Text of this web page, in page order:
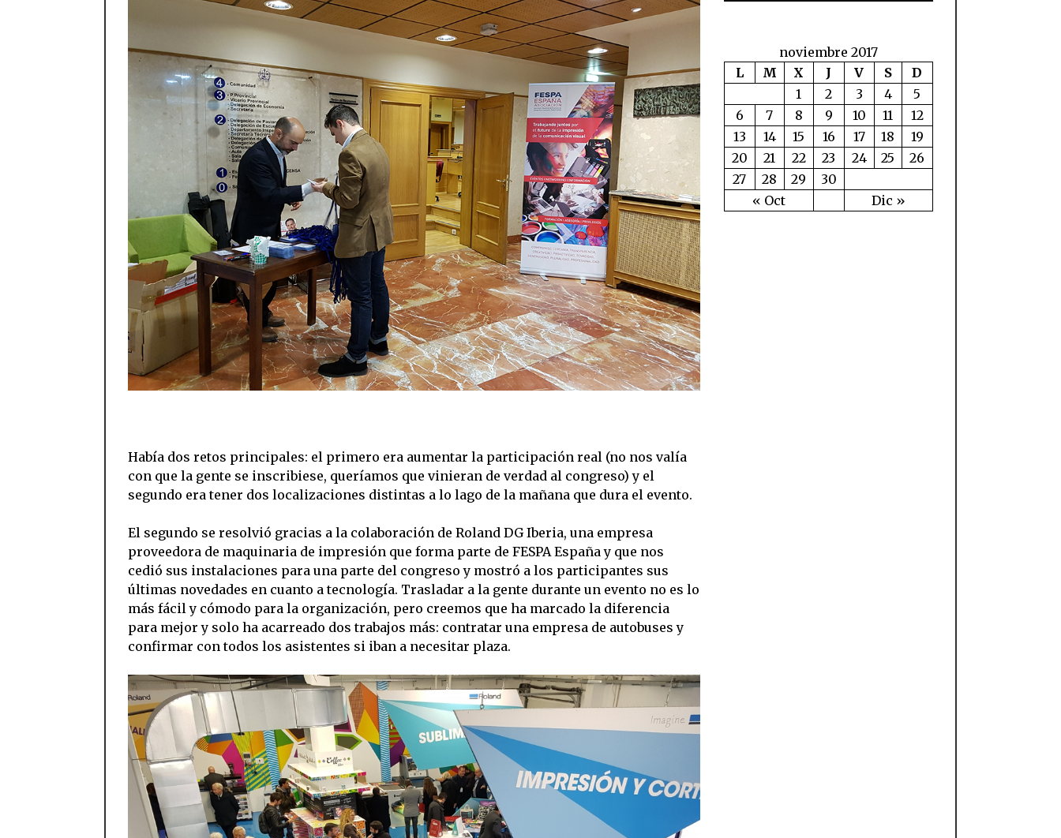
Había dos retos principales: el primero era aumentar la participación real (no nos valía
con que la gente se inscribiese, queríamos que vinieran de verdad al congreso) y el
segundo era tener dos localizaciones distintas a lo lago de la mañana que dura el evento.
El segundo se resolvió gracias a la colaboración de Roland DG Iberia, una empresa
proveedora de maquinaria de impresión que forma parte de FESPA España y que nos
cedió sus instalaciones para una parte del congreso y mostró a los participantes sus
últimas novedades en cuanto a tecnología. Trasladar a la gente durante un evento no es lo
más fácil y cómodo para la organización, pero creemos que ha marcado la diferencia
para mejor y solo ha acarreado dos trabajos más: contratar una empresa de autobuses y
confirmar con todos los asistentes si iban a necesitar plaza.
noviembre 2017
L
M X J V S D
« Oct Dic »
1 2 3 4
5
6
7 8 9 10 11
12
13
14 15 16 17 18
19
20
21 22 23 24 25
26
27
28 29 30